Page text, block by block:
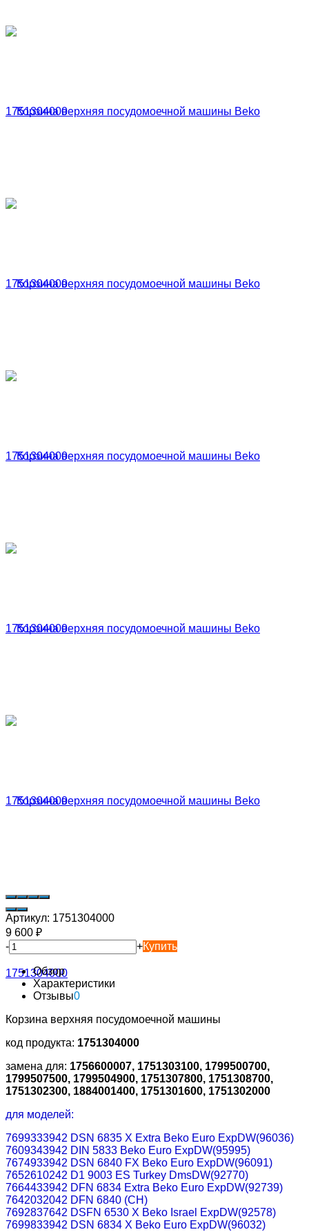
Артикул: 1751304000
9 600 ₽
-
+Купить
Обзор
Характеристики
Отзывы0
Корзина верхняя посудомоечной машины
код продукта: 1751304000
замена для: 1756600007, 1751303100, 1799500700,
1799507500, 1799504900, 1751307800, 1751308700,
1751302300, 1884001400, 1751301600, 1751302000
для моделей:
7699333942 DSN 6835 X Extra Beko Euro ExpDW(96036)
7609343942 DIN 5833 Beko Euro ExpDW(95995)
7674933942 DSN 6840 FX Beko Euro ExpDW(96091)
7652610242 D1 9003 ES Turkey DmsDW(92770)
7664433942 DFN 6834 Extra Beko Euro ExpDW(92739)
7642032042 DFN 6840 (CH)
7692837642 DSFN 6530 X Beko Israel ExpDW(92578)
7699833942 DSN 6834 X Beko Euro ExpDW(96032)